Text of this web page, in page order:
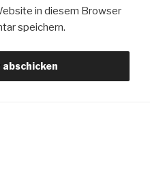
in diesem Browser
speichern.